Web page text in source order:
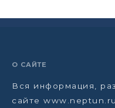
О САЙТЕ
Вся информация,
сайте